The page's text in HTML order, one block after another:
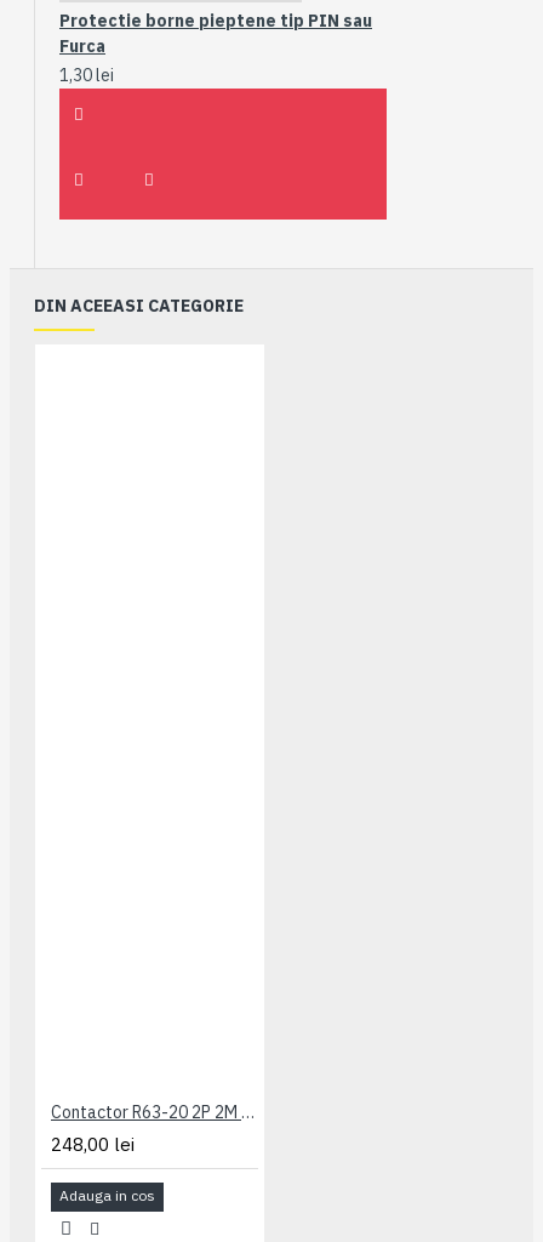
Protectie borne pieptene tip PIN sau
Furca
1,30 lei
DIN ACEEASI CATEGORIE
Contactor R63-20 2P 2M ETI 002463482
248,00 lei
Adauga in cos